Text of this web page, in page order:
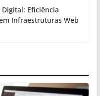
Digital: Eficiência
Infraestruturas Web